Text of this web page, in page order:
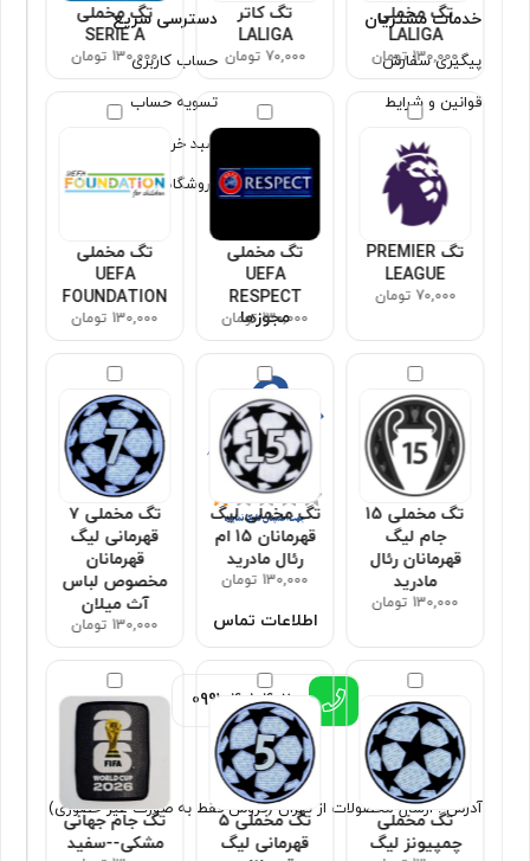
تگ مخملی
LALIGA
130,000 تومان
تگ کاتر
LALIGA
70,000 تومان
تگ مخملی
SERIE A
130,000 تومان
تگ PREMIER
LEAGUE
70,000 تومان
تگ مخملی
UEFA
RESPECT
130,000 تومان
تگ مخملی
UEFA
FOUNDATION
130,000 تومان
تگ مخملی 15
جام لیگ
قهرمانان رئال
مادرید
130,000 تومان
تگ مخملی لیگ
قهرمانان 15 ام
رئال مادرید
130,000 تومان
تگ مخملی ۷
قهرمانی لیگ
قهرمانان
مخصوص لباس
آث میلان
130,000 تومان
تگ مخملی
چمپیونز لیگ
تگ مخملی ۵
قهرمانی لیگ
تگ جام جهانی
مشکی--سفید
خدمات مشتریان
پیگیری سفارش
قوانین و شرایط
دسترسی سریع
حساب کاربری
تسویه حساب
سبد خرید
فروشگاه
مجوزها
اطلاعات تماس
0991 4010402
آدرس : ارسال محصولات از تهران (فروش فقط به صورت غیر حضوری)